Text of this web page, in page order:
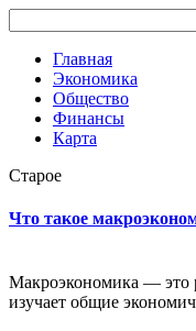
Главная
Экономика
Общество
Финансы
Карта
Старое
Что такое
Макроэкономика — это
изучает общие